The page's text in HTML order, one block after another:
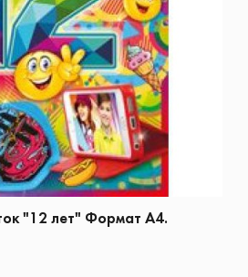
"12 лет" Формат А4.